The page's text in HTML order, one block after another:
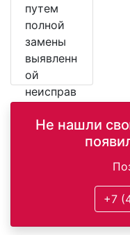
путем
полной
замены
выявленн
ой
неисправ
детали.
Не нашли
+7